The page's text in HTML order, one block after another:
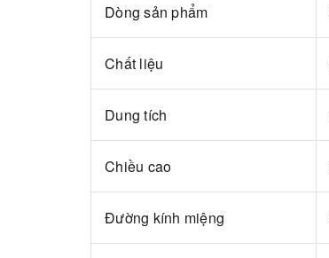
Dòng sản phẩm
Chất liệu
Dung tích
Chiều cao
Đường kính miệng